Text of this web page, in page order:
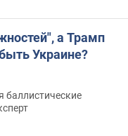
а Трамп
Украине?
баллистические